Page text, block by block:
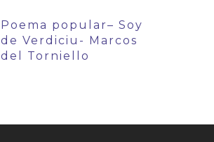
Poema popular– Soy
de Verdiciu- Marcos
del Torniello